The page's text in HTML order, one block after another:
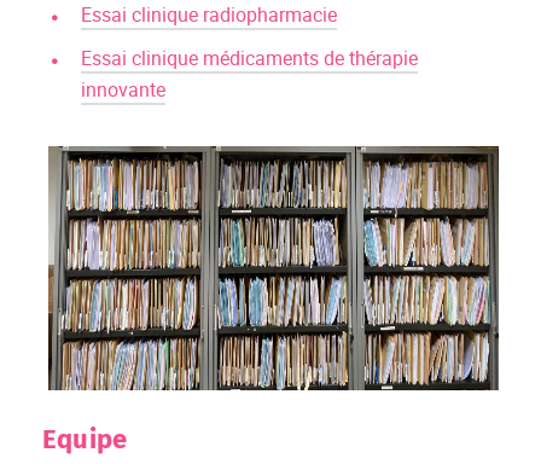
Essai clinique radiopharmacie
Essai clinique médicaments de thérapie
innovante
Equipe